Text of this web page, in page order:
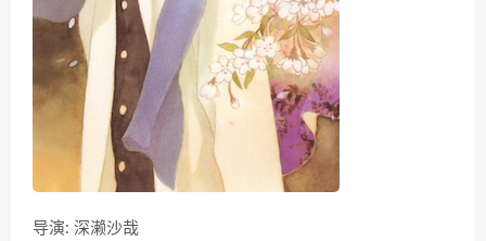
导演: 深濑沙哉